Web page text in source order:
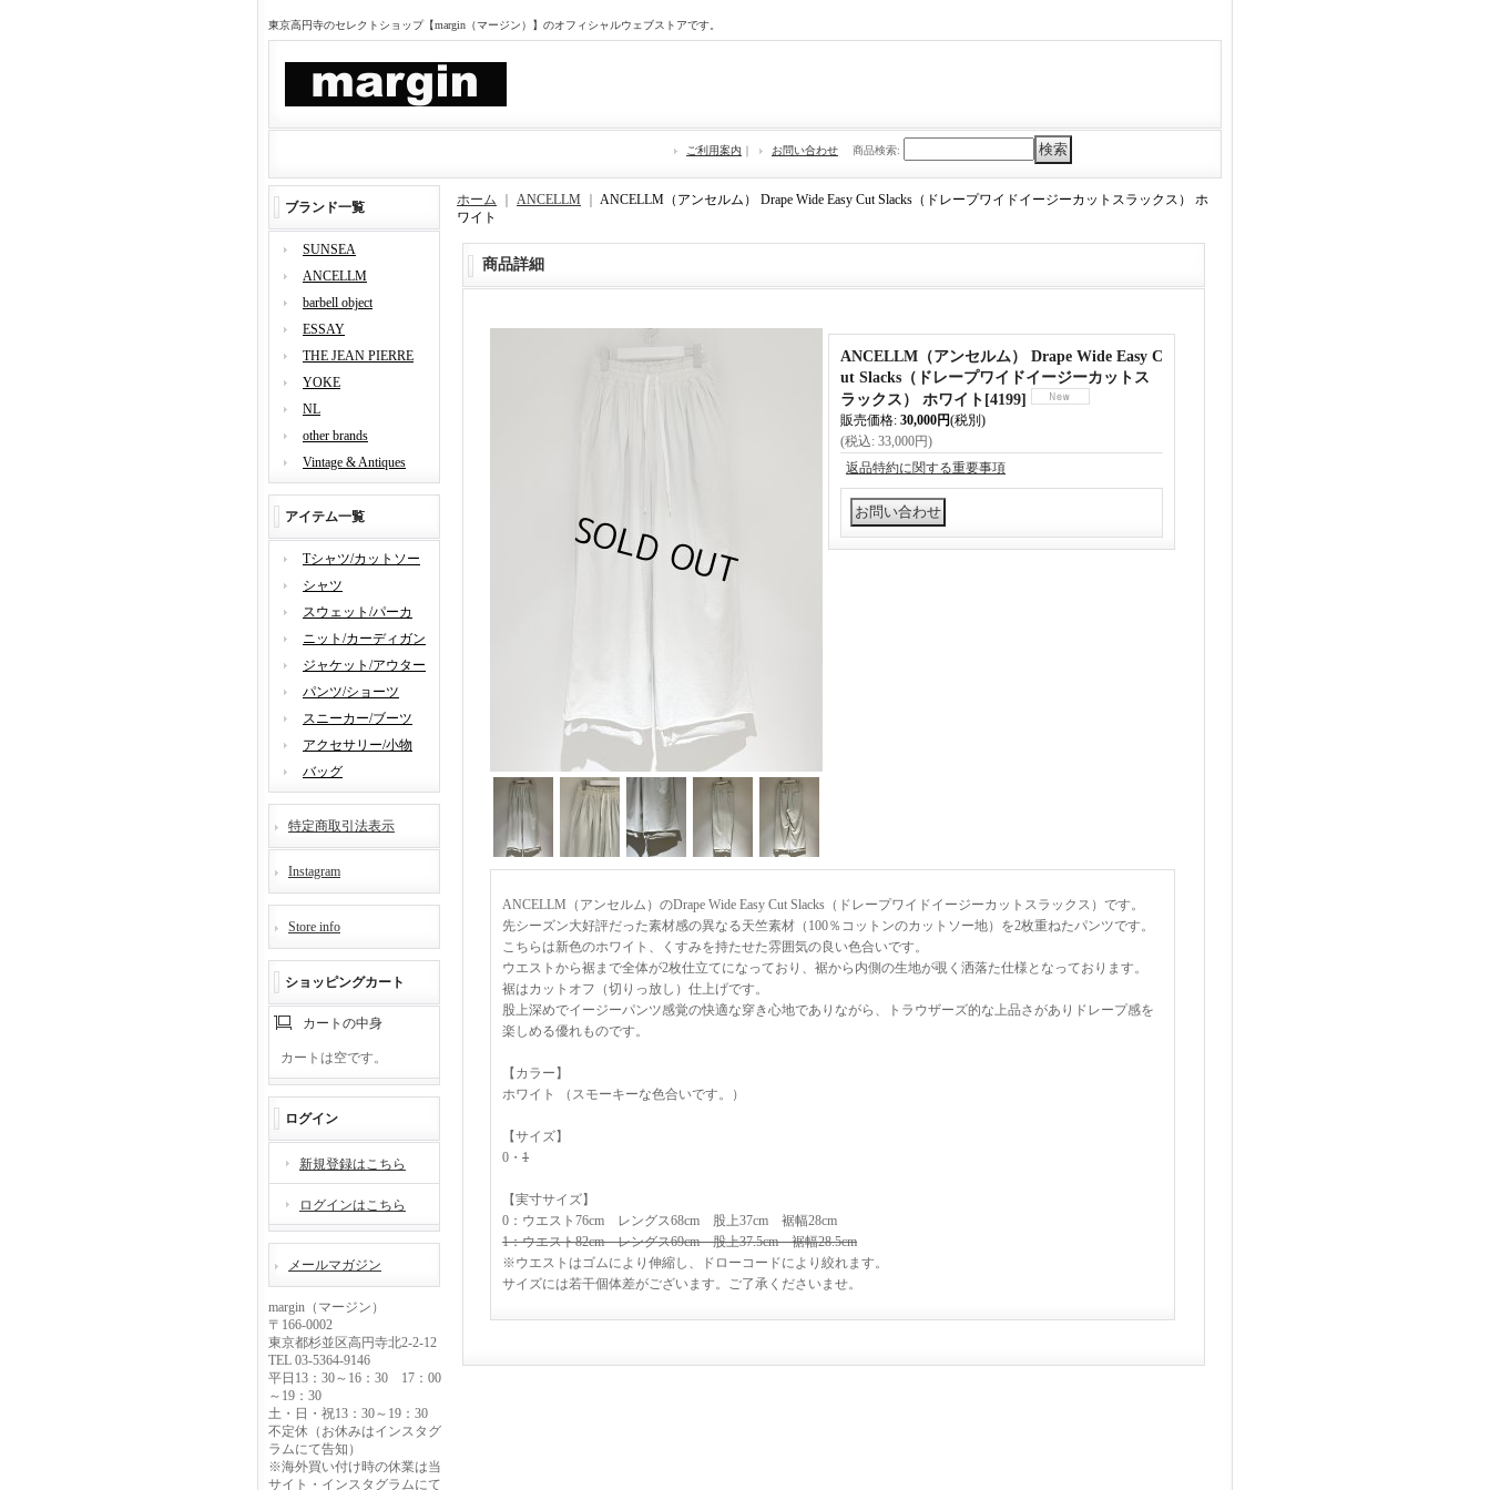
東京高円寺のセレクトショップ【margin（マージン）】のオフィシャルウェブストアです。
ご利用案内 ｜ お問い合わせ 商品検索:
ブランド一覧
SUNSEA
ANCELLM
barbell object
ESSAY
THE JEAN PIERRE
YOKE
NL
other brands
Vintage & Antiques
アイテム一覧
Tシャツ/カットソー
シャツ
スウェット/パーカ
ニット/カーディガン
ジャケット/アウター
パンツ/ショーツ
スニーカー/ブーツ
アクセサリー/小物
バッグ
特定商取引法表示
Instagram
Store info
ショッピングカート
カートの中身
カートは空です。
ログイン
新規登録はこちら
ログインはこちら
メールマガジン
margin（マージン）
〒166-0002
東京都杉並区高円寺北2-2-12
TEL 03-5364-9146
平日13：30～16：30 17：00
～19：30
土・日・祝13：30～19：30
不定休（お休みはインスタグ
ラムにて告知）
※海外買い付け時の休業は当
サイト・インスタグラムにて
ホーム ANCELLM
ANCELLM（アンセルム） Drape Wide Easy Cut Slacks（ドレープワイドイージーカットスラックス） ホ
ワイト
商品詳細
ANCELLM（アンセルム） Drape Wide Easy C
ut Slacks（ドレープワイドイージーカットス
ラックス） ホワイト [4199]
販売価格: 30,000円(税別)
(税込: 33,000円)
返品特約に関する重要事項
ANCELLM（アンセルム）のDrape Wide Easy Cut Slacks（ドレープワイドイージーカットスラックス）です。
先シーズン大好評だった素材感の異なる天竺素材（100％コットンのカットソー地）を2枚重ねたパンツです。
こちらは新色のホワイト、くすみを持たせた雰囲気の良い色合いです。
ウエストから裾まで全体が2枚仕立てになっており、裾から内側の生地が覗く洒落た仕様となっております。
裾はカットオフ（切りっ放し）仕上げです。
股上深めでイージーパンツ感覚の快適な穿き心地でありながら、トラウザーズ的な上品さがありドレープ感を
楽しめる優れものです。
【カラー】
ホワイト （スモーキーな色合いです。）
【サイズ】
0・ 1
【実寸サイズ】
0：ウエスト76cm レングス68cm 股上37cm 裾幅28cm
1：ウエスト82cm レングス69cm 股上37.5cm 裾幅28.5cm
※ウエストはゴムにより伸縮し、ドローコードにより絞れます。
サイズには若干個体差がございます。ご了承くださいませ。